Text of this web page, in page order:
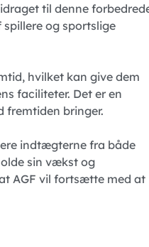
til denne
og sportslige
hvilket kan give dem
faciliteter. Det er en
fremtiden bringer.
indtægterne fra både
sin vækst og
AGF vil fortsætte med at